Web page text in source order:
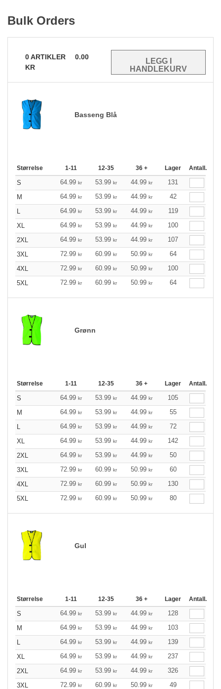
Bulk Orders
0ARTIKLER
0.00
KR
Basseng Blå
Størrelse 1-11 12-35 36 + Lager Antall.
S 64.99 kr 53.99 kr 44.99 kr
131
M
64.99 kr 53.99 kr 44.99 kr
42
L
64.99 kr 53.99 kr 44.99 kr
119
XL
64.99 kr 53.99 kr 44.99 kr
100
2XL
64.99 kr 53.99 kr 44.99 kr
107
3XL
72.99 kr 60.99 kr 50.99 kr
64
4XL
72.99 kr 60.99 kr 50.99 kr
100
5XL
72.99 kr 60.99 kr 50.99 kr 64
Grønn
Størrelse 1-11 12-35 36 + Lager Antall.
S 64.99 kr 53.99 kr 44.99 kr
105
M
64.99 kr 53.99 kr 44.99 kr
55
L
64.99 kr 53.99 kr 44.99 kr
72
XL
64.99 kr 53.99 kr 44.99 kr
142
2XL
64.99 kr 53.99 kr 44.99 kr
50
3XL
72.99 kr 60.99 kr 50.99 kr
60
4XL
72.99 kr 60.99 kr 50.99 kr
130
5XL
72.99 kr 60.99 kr 50.99 kr 80
Gul
Størrelse 1-11 12-35 36 + Lager Antall.
S 64.99 kr 53.99 kr 44.99 kr
128
M
64.99 kr 53.99 kr 44.99 kr
103
L
64.99 kr 53.99 kr 44.99 kr
139
XL
64.99 kr 53.99 kr 44.99 kr
237
2XL
64.99 kr 53.99 kr 44.99 kr
326
3XL
72.99 kr 60.99 kr 50.99 kr
49